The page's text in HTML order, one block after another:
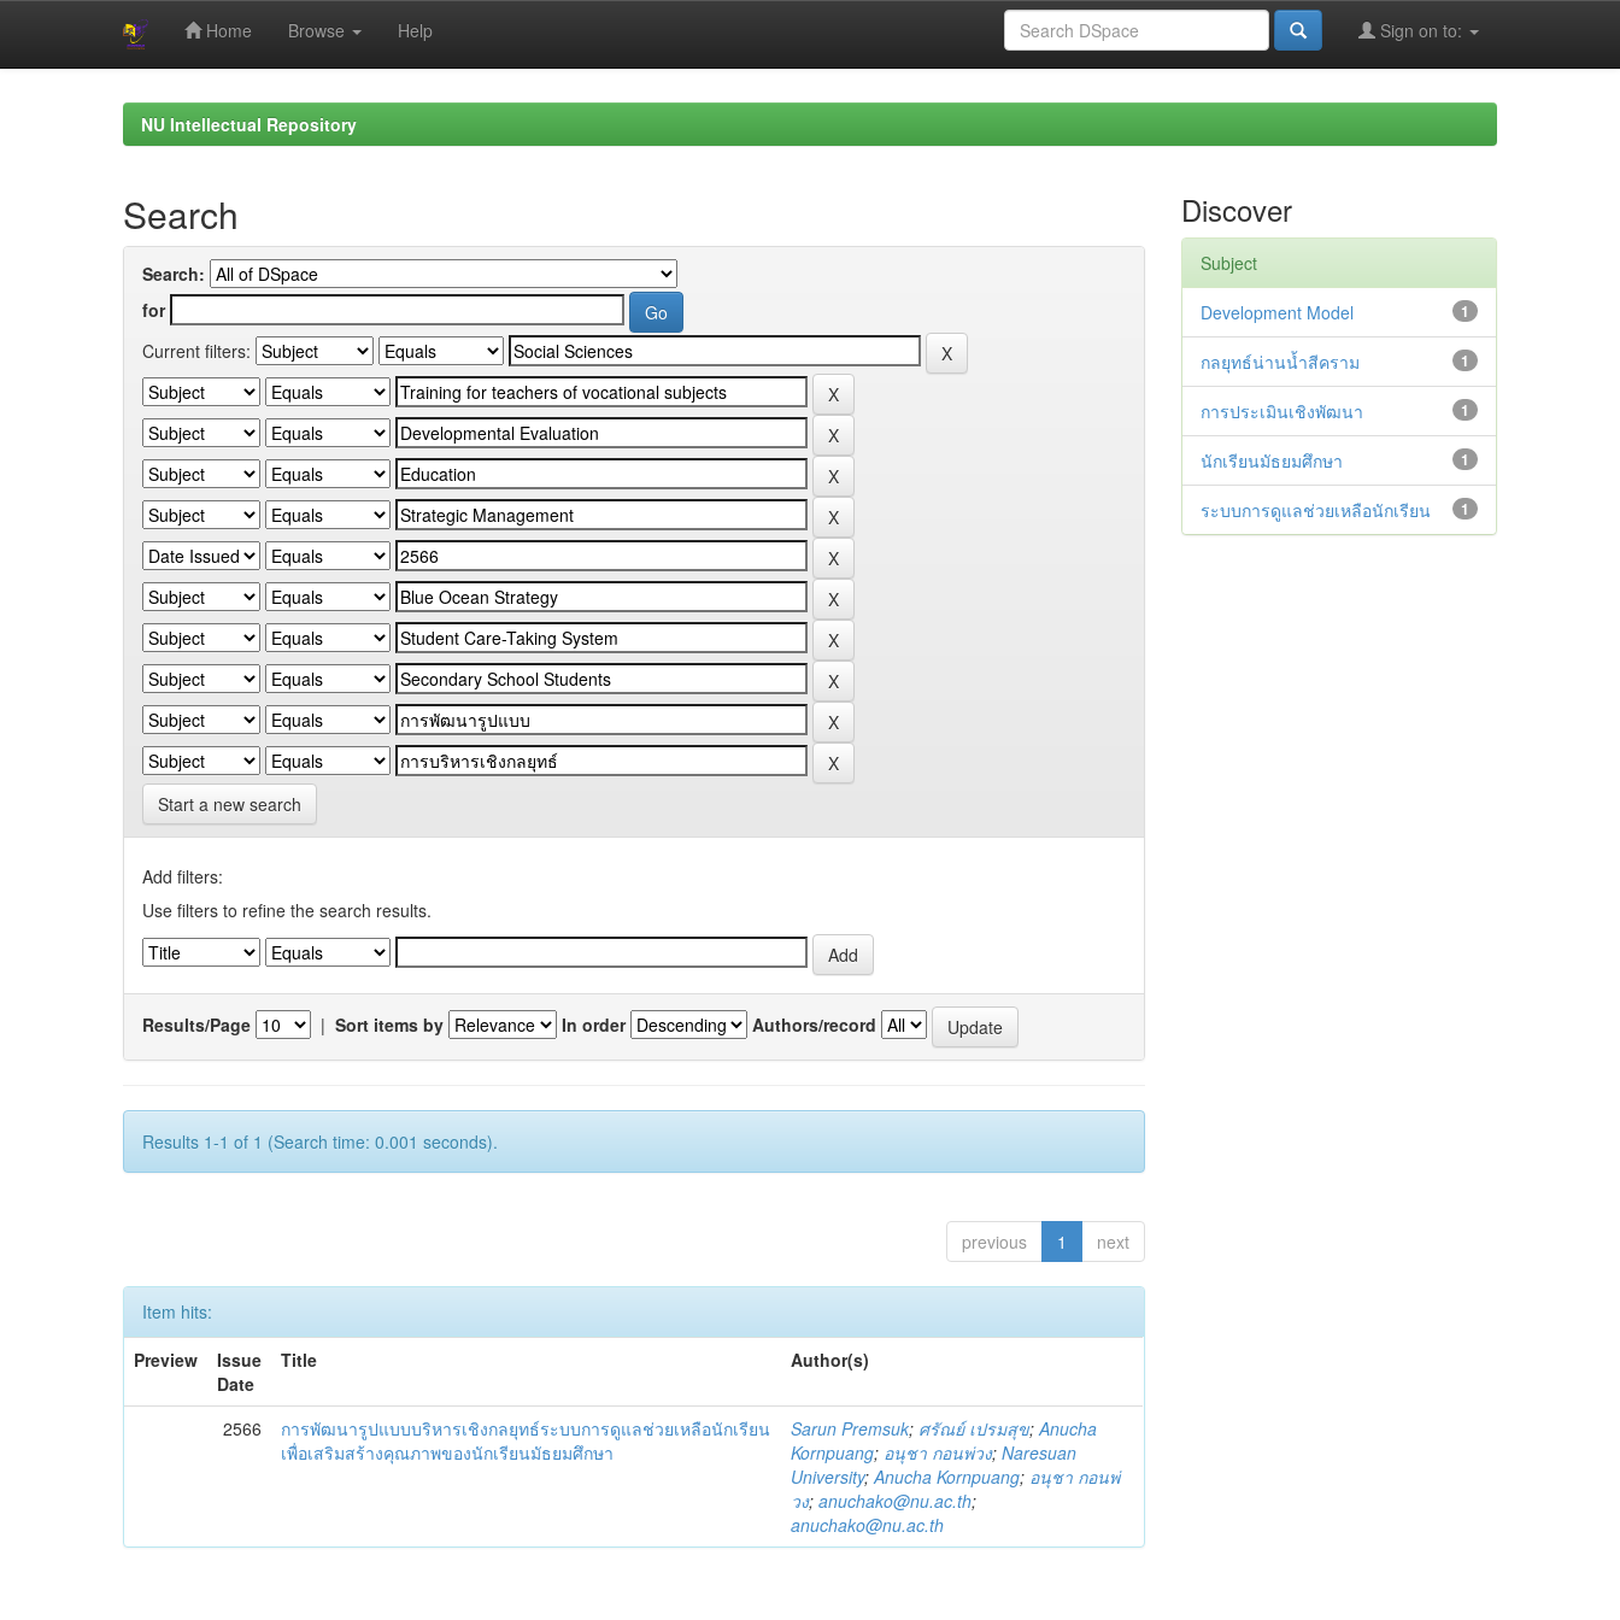
Home Browse Help Sign on to:
NU Intellectual Repository
Search
Search:
for
Current filters:
Start a new search
Add filters:
Use filters to refine the search results.
Results/Page | Sort items by In order Authors/record
Results 1-1 of 1 (Search time: 0.001 seconds).
previous 1 next
Item hits:
Preview
Issue
Date
Title Author(s)
2566
การพัฒนารูปแบบบริหารเชิงกลยุทธ์ระบบการดูแลช่วยเหลือนักเรียน
เพื่อเสริมสร้างคุณภาพของนักเรียนมัธยมศึกษา
Sarun Premsuk; ศรัณย์ เปรมสุข;Anucha
Kornpuang; อนุชา กอนพ่วง;Naresuan
University;Anucha Kornpuang; อนุชา กอนพ่
วง;anuchako@nu.ac.th;
anuchako@nu.ac.th
Discover
Subject
1
Development Model
1
กลยุทธ์น่านน้ำสีคราม
1
การประเมินเชิงพัฒนา
1
นักเรียนมัธยมศึกษา
1
ระบบการดูแลช่วยเหลือนักเรียน